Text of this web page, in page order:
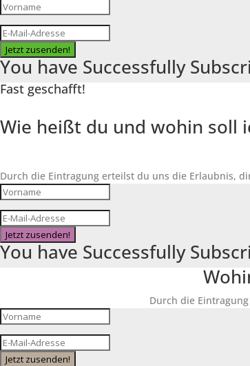
Jetzt zusenden!
You have Successfully
Fast geschafft!
Wie heißt du und wohin soll
Durch die Eintragung erteilst du uns die Erlaubnis,
Jetzt zusenden!
You have Successfully
Durch die
Jetzt zusenden!